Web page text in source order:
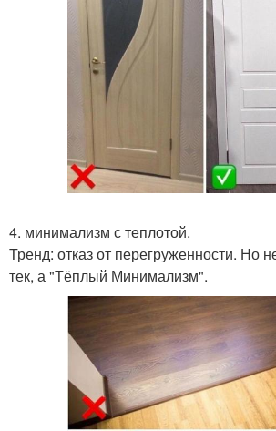
4. минимализм с теплотой.
Тренд: отказ от перегруженности. Но
тек, а "Тёплый Минимализм".